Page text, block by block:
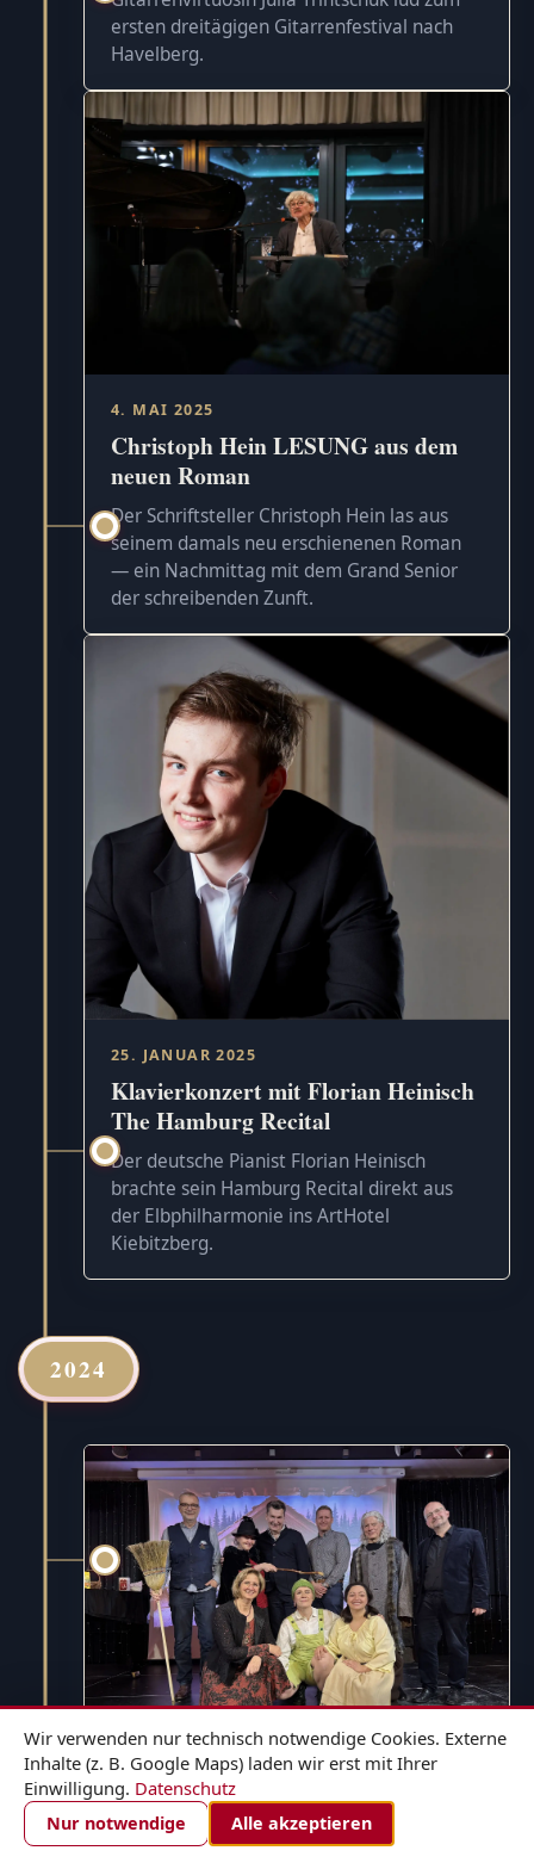
ersten dreitägigen Gitarrenfestival nach
Havelberg.
4. MAI 2025
Christoph Hein LESUNG aus dem
neuen Roman
Der Schriftsteller Christoph Hein las aus
seinem damals neu erschienenen Roman
— ein Nachmittag mit dem Grand Senior
der schreibenden Zunft.
25. JANUAR 2025
Klavierkonzert mit Florian Heinisch
The Hamburg Recital
Der deutsche Pianist Florian Heinisch
brachte sein Hamburg Recital direkt aus
der Elbphilharmonie ins ArtHotel
Kiebitzberg.
2024
1. DEZEMBER 2024
Hänsel und Gretel - für die ganze
ZIMMER BUCHEN
Wir verwenden nur technisch notwendige Cookies. Externe
Inhalte (z. B. Google Maps) laden wir erst mit Ihrer
Einwilligung. Datenschutz
Nur notwendige Alle akzeptieren